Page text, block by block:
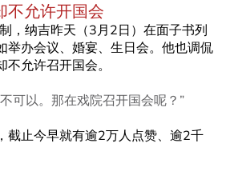
不允许开国会
，纳吉昨天（3月2日）在面子书列
举办会议、婚宴、生日会。他也调侃
允许召开国会。
可以。那在戏院召开国会呢？”
截止今早就有逾2万人点赞、逾2千